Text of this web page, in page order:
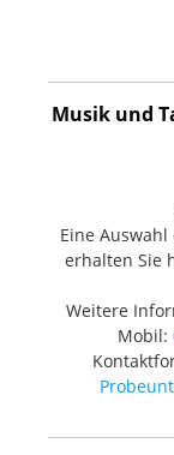
Musik und
Eine
erhalten Sie
Weitere
Mobil: